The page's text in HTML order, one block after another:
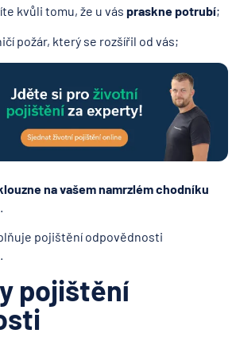
kvůli tomu, že u vás praskne potrubí;
požár, který se rozšířil od vás;
na vašem namrzlém chodníku
pojištění odpovědnosti
pojištění